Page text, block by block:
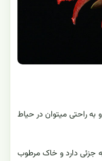
به راحتی میتوان در حیاط
جزئی دارد و خاک مرطوب